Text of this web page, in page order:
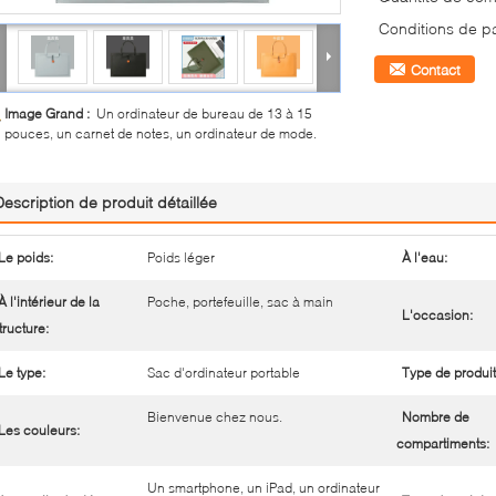
Image Grand : Un ordinateur de bureau de 13 à 15
pouces, un carnet de notes, un ordinateur de mode.
Conditions de
Contact
de produit détaillée
poids: Poids léger À l'eau:
l'intérieur de la
Poche, portefeuille, sac à main
L'occasion:
type: Sac d'ordinateur portable Type de
couleurs:
Bienvenue chez nous.
Nombre de
compartiments:
Un smartphone, un iPad, un ordinateur